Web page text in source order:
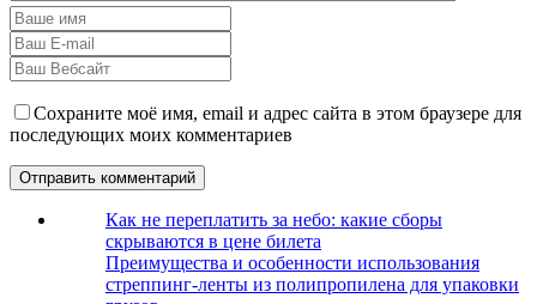
Сохраните моё имя, email и адрес сайта в этом браузере для
последующих моих комментариев
Как не переплатить за небо: какие сборы
скрываются в цене билета
Преимущества и особенности использования
стреппинг-ленты из полипропилена для упаковки